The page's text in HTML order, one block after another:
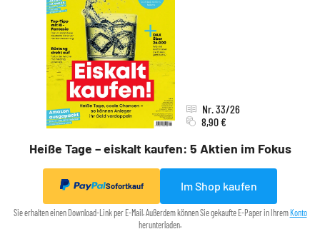
Heiße Tage – eiskalt kaufen: 5 Aktien im Fokus
Nr. 33/26
8,90 €
Sofortkauf Im Shop kaufen
Sie erhalten einen Download-Link per E-Mail. Außerdem können Sie gekaufte E-Paper in IhremKonto
herunterladen.